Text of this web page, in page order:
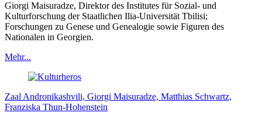
Giorgi Maisuradze, Direktor des Institutes für Sozial- und
Kulturforschung der Staatlichen Ilia-Universität Tbilisi;
Forschungen zu Genese und Genealogie sowie Figuren des
Nationalen in Georgien.
Mehr...
Zaal Andronikashvili, Giorgi Maisuradze, Matthias Schwartz,
Franziska Thun-Hohenstein